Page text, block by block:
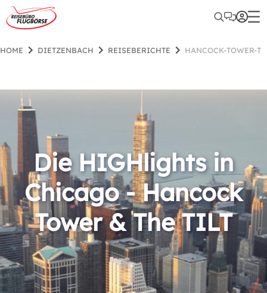
HOME DIETZENBACH REISEBERICHTE HANCOCK-TOWER-
Die HIGHlights in
Chicago - Hancock
Tower & The TILT